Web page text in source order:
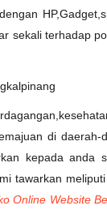
sekali terhadap
di
kepada anda
tawarkan
Online Website